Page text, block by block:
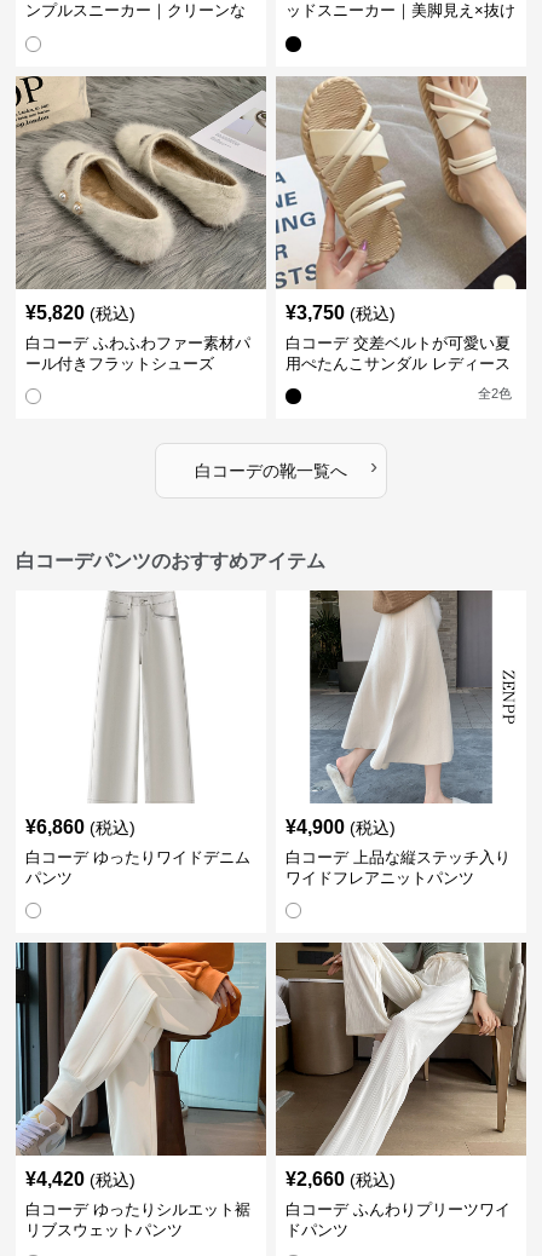
ンプルスニーカー｜クリーンな
ッドスニーカー｜美脚見え×抜け
¥5,820 (税込)
白コーデ ふわふわファー素材パ
ール付きフラットシューズ
¥3,750 (税込)
白コーデ 交差ベルトが可愛い夏
用ぺたんこサンダル レディース
全2色
白コーデの靴一覧へ ›
白コーデパンツのおすすめアイテム
¥6,860 (税込)
白コーデ ゆったりワイドデニム
パンツ
¥4,900 (税込)
白コーデ 上品な縦ステッチ入り
ワイドフレアニットパンツ
¥4,420 (税込)
白コーデ ゆったりシルエット裾
リブスウェットパンツ
¥2,660 (税込)
白コーデ ふんわりプリーツワイ
ドパンツ